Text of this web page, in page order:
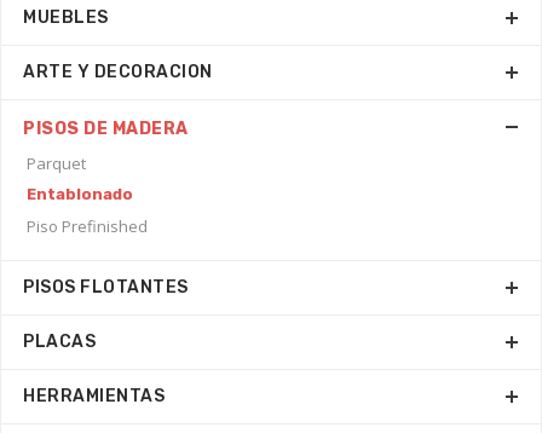
MUEBLES
ARTE Y DECORACION
PISOS DE MADERA
Parquet
Entablonado
Piso Prefinished
PISOS FLOTANTES
PLACAS
HERRAMIENTAS